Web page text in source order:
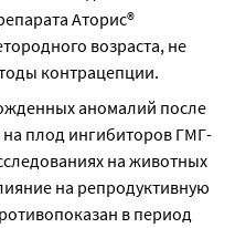
Аторис®
возраста, не
контрацепции.
аномалий после
на плод ингибиторов ГМГ-
на животных
на репродуктивную
в период